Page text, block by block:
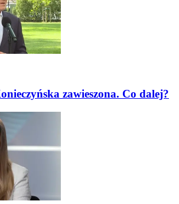
zawieszona. Co dalej?